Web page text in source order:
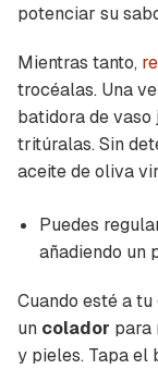
potenciar su
Mientras tanto,
trocéalas. Una
batidora de
tritúralas. Sin
aceite de oliva
Puedes
añadiendo un
Cuando esté a
un colador para
y pieles. Tapa el